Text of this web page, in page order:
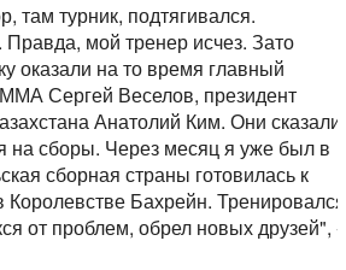
там турник, подтягивался.
мой тренер исчез. Зато
оказали на то время главный
Сергей Веселов, президент
Анатолий Ким. Они сказали,
на сборы. Через месяц я уже был в
сборная страны готовилась к
Королевстве Бахрейн. Тренировался
от проблем, обрел новых друзей", -